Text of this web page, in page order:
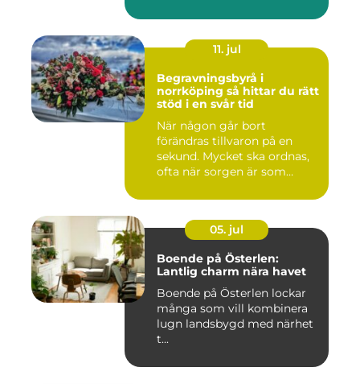
11. jul
Begravningsbyrå i
norrköping så hittar du rätt
stöd i en svår tid
När någon går bort
förändras tillvaron på en
sekund. Mycket ska ordnas,
ofta när sorgen är som
05. jul
Boende på Österlen:
Lantlig charm nära havet
Boende på Österlen lockar
många som vill kombinera
lugn landsbygd med närhet
t...